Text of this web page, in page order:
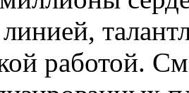
работой.